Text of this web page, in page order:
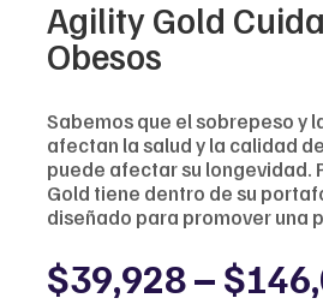
Agility Gold
Obesos
Sabemos que el sobrepeso y
afectan la salud y la calidad
puede afectar su longevidad.
Gold tiene dentro de su
diseñado para promover una
$39,928– $